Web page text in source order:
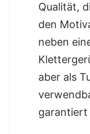
Qualität,
den
neben
aber als
garantiert